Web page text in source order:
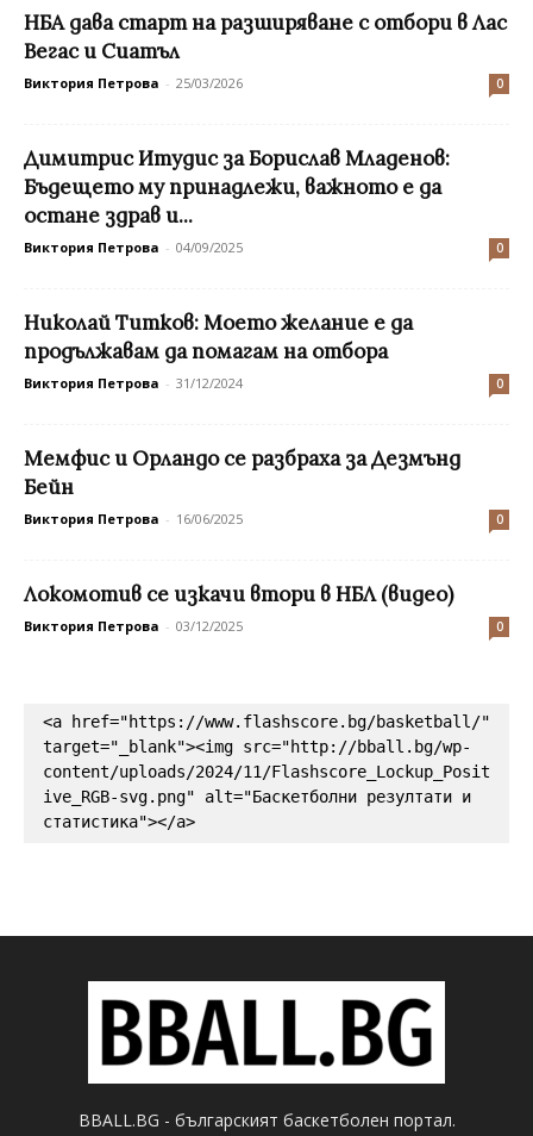
НБА дава старт на разширяване с отбори в Лас
Вегас и Сиатъл
Виктория Петрова - 25/03/2026 0
Димитрис Итудис за Борислав Младенов:
Бъдещето му принадлежи, важното е да
остане здрав и...
Виктория Петрова - 04/09/2025 0
Николай Титков: Моето желание е да
продължавам да помагам на отбора
Виктория Петрова - 31/12/2024 0
Мемфис и Орландо се разбраха за Дезмънд
Бейн
Виктория Петрова - 16/06/2025 0
Локомотив се изкачи втори в НБЛ (видео)
Виктория Петрова - 03/12/2025 0
<a href="https://www.flashscore.bg/basketball/"
target="_blank"><img src="http://bball.bg/wp-
content/uploads/2024/11/Flashscore_Lockup_Posit
ive_RGB-svg.png" alt="Баскетболни резултати и
статистика"></a>
BBALL.BG - българският баскетболен портал.